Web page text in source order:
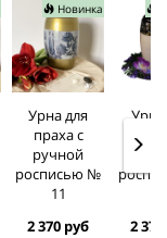
Новинка
Урна для
праха с
ручной
росписью №
11
2 370 руб
Урна
2